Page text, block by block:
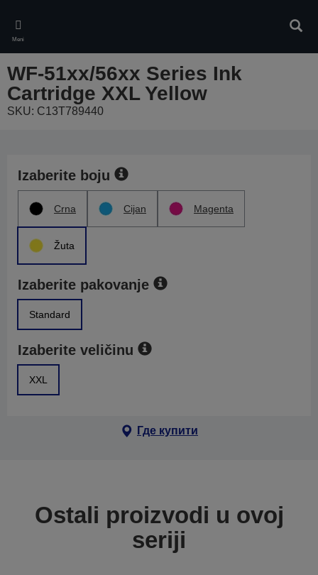
main
content
Meni
WF-51xx/56xx Series Ink
Cartridge XXL Yellow
SKU: C13T789440
Izaberite boju
Crna Cijan Magenta
Žuta
Izaberite pakovanje
Standard
Izaberite veličinu
XXL
Где купити
Ostali proizvodi u ovoj
seriji